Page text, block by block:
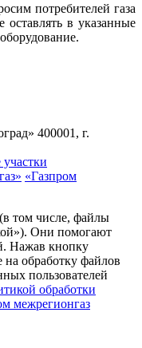
потребителей газа
в указанные
400001, г.
«Газпром
том числе, файлы
Они помогают
Нажав кнопку
на обработку файлов
пользователей
обработки
межрегионгаз